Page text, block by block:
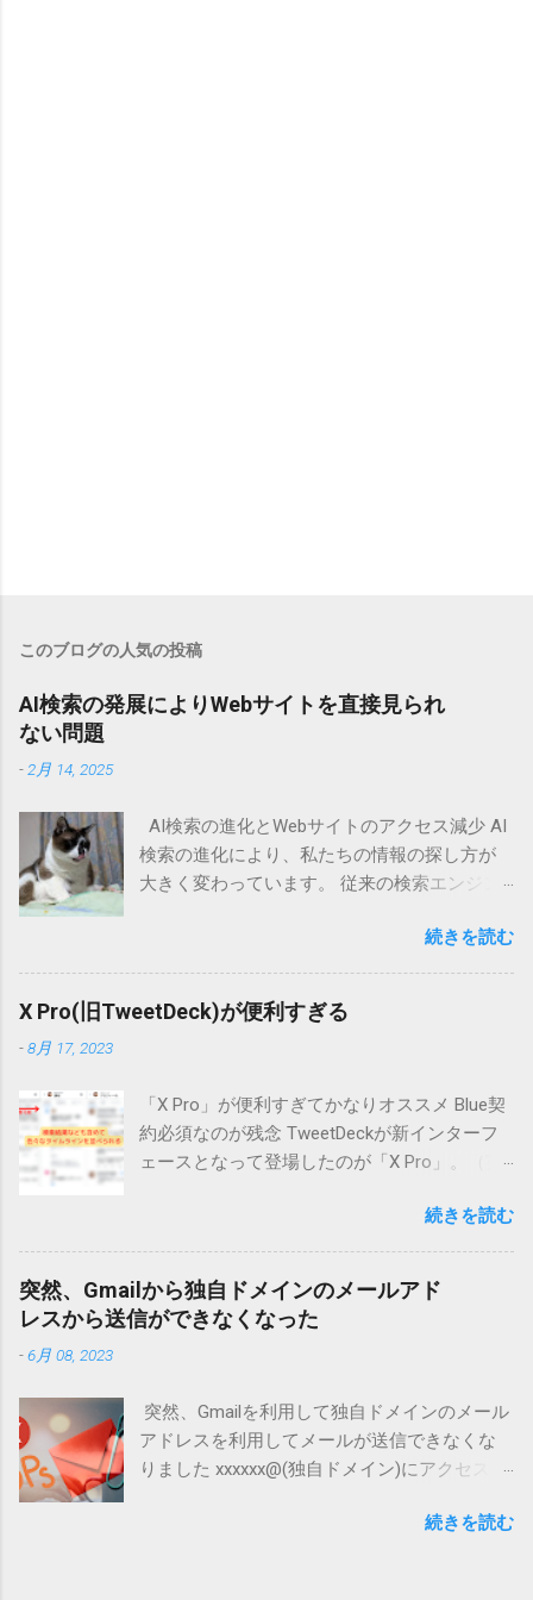
このブログの人気の投稿
AI検索の発展によりWebサイトを直接見られ
ない問題
- 2月 14, 2025
AI検索の進化とWebサイトのアクセス減少 AI
検索の進化により、私たちの情報の探し方が
大きく変わっています。 従来の検索エンジン
された検索結果の中から適切なWebサイトを選
んで情報を得るのが一般的でした。 しかし、
AI検索技術の発展により、ユーザーが直接Web
サイトにアクセスする機会が減少しつつあり
す。Webサイトまで見に行かなくてよい形にな
ってしまっています。 AI検索とは？ AI検索と
は、人工知能を活用してユーザーの質問に対
代表的な例として、以下のようなサービスが
あります。 ChatGPTのような対話型AI : ユーザ
ーの質問に対して、AIが直接回答を生成
Google SGE（Search Generative Experience） :
検索機能 従来の検索エンジンでは、検索結果
のページにWebサイトのリンクが表示され、ユ
ーザーはそこからサイトへアクセスしていま
した。 しかし、AI検索では、AIがサイトの情
続きを読む
X Pro(旧TweetDeck)が便利すぎる
-8月 17, 2023
「X Pro」が便利すぎてかなりオススメ Blue契
約必須なのが残念 TweetDeckが新インターフ
ェースとなって登場したのが「X Pro」。（実
Proになって、かなり使い勝手が向上した気が
する。 ただ、今日から（？）利用するために
は、有料契約が必須になってしまいました。
先週は使えていたのに・・・・ 複数アカウン
ト管理するならホントに便利 まずは私の場
キ」という設定がありますが、ここで私の場
合は自分が管理しているアカウントの情報を
整理して掲載しています。 オススメポイント
とアカウントアクセス」から「アカウント権
続きを読む
突然、Gmailから独自ドメインのメールアド
レスから送信ができなくなった
-6月 08, 2023
突然、Gmailを利用して独自ドメインのメール
アドレスを利用してメールが送信できなくな
りました xxxxxx@(独自ドメイン)にアクセスで
は、別の「送信元」アドレスを選択してから
続きを読む